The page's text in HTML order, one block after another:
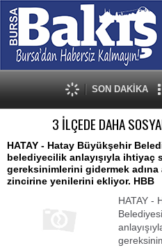
SON DAKİKA
3 İLÇEDE DAHA
HATAY - Hatay Büyükşehir
belediyecilik anlayışıyla ihtiyaç
gereksinimlerini gidermek adına
zincirine yenilerini ekliyor. HBB
HATAY -